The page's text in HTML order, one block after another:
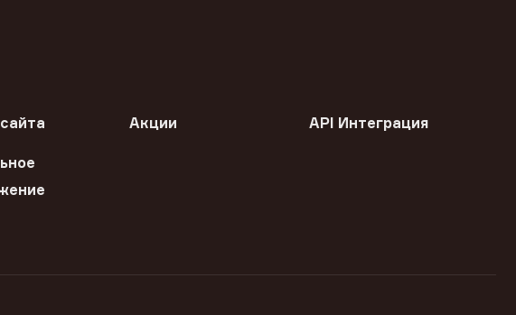
Акции API Интеграция